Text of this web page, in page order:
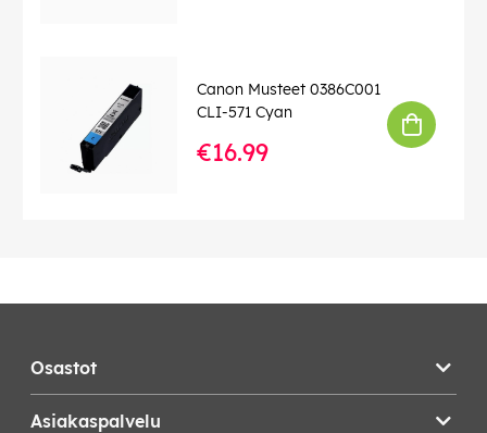
Canon Musteet 0386C001
CLI-571 Cyan
€16.99
Osastot
Asiakaspalvelu